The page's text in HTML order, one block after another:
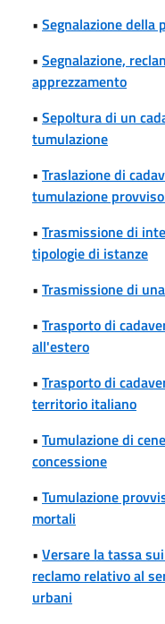
• Segnalazione della
• Segnalazione,
apprezzamento
• Sepoltura di un
tumulazione
• Traslazione di
tumulazione
• Trasmissione di
tipologie di istanze
• Trasmissione di
• Trasporto di
all'estero
• Trasporto di
territorio italiano
• Tumulazione di
concessione
• Tumulazione
mortali
• Versare la tassa
reclamo relativo al
urbani